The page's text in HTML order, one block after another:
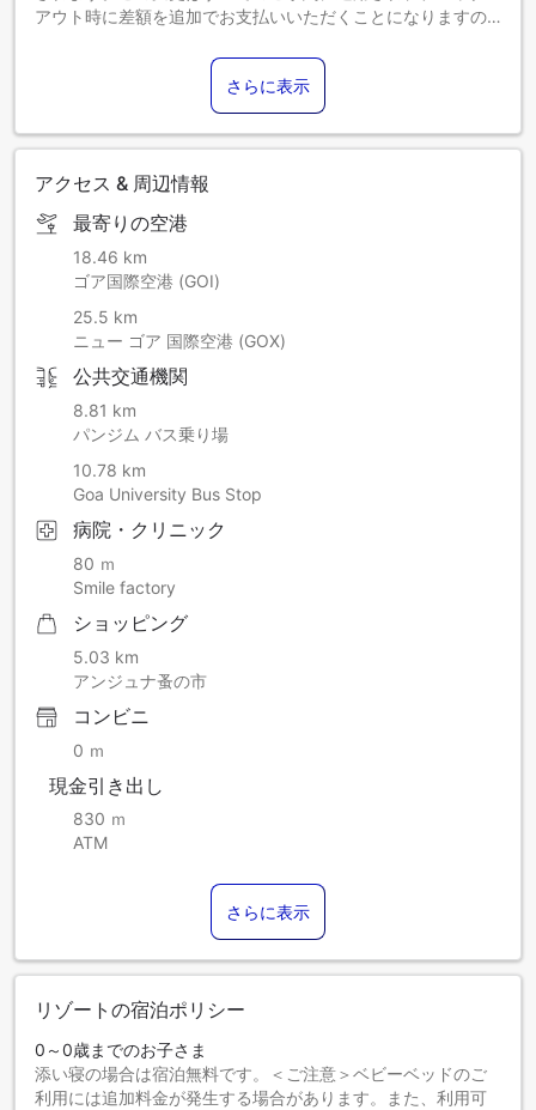
アウト時に差額を追加でお支払いいただくことになりますの
さらに表示
アクセス & 周辺情報
最寄りの空港
18.46 km
ゴア国際空港 (GOI)
25.5 km
ニュー ゴア 国際空港 (GOX)
公共交通機関
8.81 km
パンジム バス乗り場
10.78 km
Goa University Bus Stop
病院・クリニック
80 ｍ
Smile factory
ショッピング
5.03 km
アンジュナ蚤の市
コンビニ
0 ｍ
現金引き出し
830 ｍ
ATM
さらに表示
リゾートの宿泊ポリシー
0～0歳までのお子さま
添い寝の場合は宿泊無料です。＜ご注意＞ベビーベッドのご
利用には追加料金が発生する場合があります。また、利用可